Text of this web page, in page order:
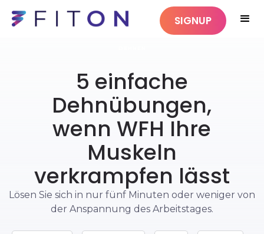
SIGNUP
5 einfache
Dehnübungen,
wenn WFH Ihre
Muskeln
verkrampfen lässt
Lösen Sie sich in nur fünf Minuten oder weniger von
der Anspannung des Arbeitstages.